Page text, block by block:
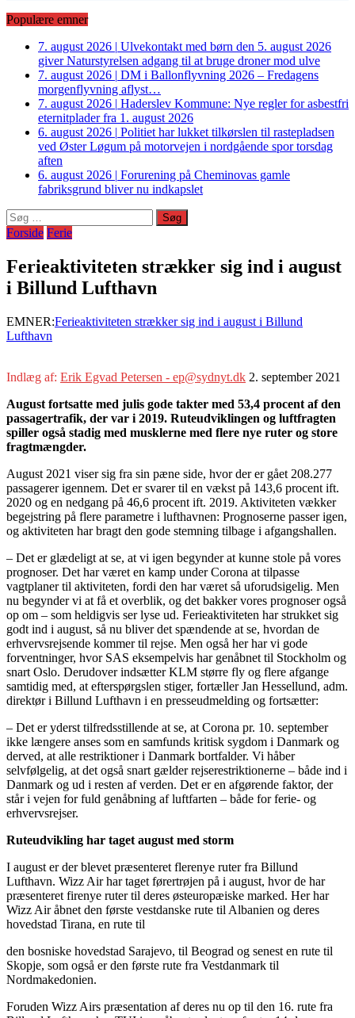
Populære emner
7. august 2026 | Ulvekontakt med børn den 5. august 2026
giver Naturstyrelsen adgang til at bruge droner mod ulve
7. august 2026 | DM i Ballonflyvning 2026 – Fredagens
morgenflyvning aflyst…
7. august 2026 | Haderslev Kommune: Nye regler for asbestfri
eternitplader fra 1. august 2026
6. august 2026 | Politiet har lukket tilkørslen til rastepladsen
ved Øster Løgum på motorvejen i nordgående spor torsdag
aften
6. august 2026 | Forurening på Cheminovas gamle
fabriksgrund bliver nu indkapslet
Søg
efter:
Forside Ferie
Ferieaktiviteten strækker sig ind i august
i Billund Lufthavn
EMNER:Ferieaktiviteten strækker sig ind i august i Billund
Lufthavn
Indlæg af: Erik Egvad Petersen - ep@sydnyt.dk 2. september 2021
August fortsatte med julis gode takter med 53,4 procent af den
passagertrafik, der var i 2019. Ruteudviklingen og luftfragten
spiller også stadig med musklerne med flere nye ruter og store
fragtmængder.
August 2021 viser sig fra sin pæne side, hvor der er gået 208.277
passagerer igennem. Det er svarer til en vækst på 143,6 procent ift.
2020 og en nedgang på 46,6 procent ift. 2019. Aktiviteten vækker
begejstring på flere parametre i lufthavnen: Prognoserne passer igen,
og aktiviteten har bragt den gode stemning tilbage i afgangshallen.
– Det er glædeligt at se, at vi igen begynder at kunne stole på vores
prognoser. Det har været en kamp under Corona at tilpasse
vagtplaner til aktiviteten, fordi den har været så uforudsigelig. Men
nu begynder vi at få et overblik, og det bakker vores prognoser også
op om – som heldigvis ser lyse ud. Ferieaktiviteten har strukket sig
godt ind i august, så nu bliver det spændende at se, hvordan de
erhvervsrejsende kommer til rejse. Men også her har vi gode
forventninger, hvor SAS eksempelvis har genåbnet til Stockholm og
snart Oslo. Derudover indsætter KLM større fly og flere afgange
samtidig med, at efterspørgslen stiger, fortæller Jan Hessellund, adm.
direktør i Billund Lufthavn i en presseudmelding og fortsætter:
– Det er yderst tilfredsstillende at se, at Corona pr. 10. september
ikke længere anses som en samfunds kritisk sygdom i Danmark og
derved, at alle restriktioner i Danmark bortfalder. Vi håber
selvfølgelig, at det også snart gælder rejserestriktionerne – både ind i
Danmark og ud i resten af verden. Det er en afgørende faktor, der
står i vejen for fuld genåbning af luftfarten – både for ferie- og
erhvervsrejser.
Ruteudvikling har taget august med storm
I august er der blevet præsenteret flerenye ruter fra Billund
Lufthavn. Wizz Air har taget førertrøjen på i august, hvor de har
præsenteret firenye ruter til deres østeuropæiske marked. Her har
Wizz Air åbnet den første vestdanske rute til Albanien og deres
hovedstad Tirana, en rute til
den bosniske hovedstad Sarajevo, til Beograd og senest en rute til
Skopje, som også er den første rute fra Vestdanmark til
Nordmakedonien.
Foruden Wizz Airs præsentation af deres nu op til den 16. rute fra